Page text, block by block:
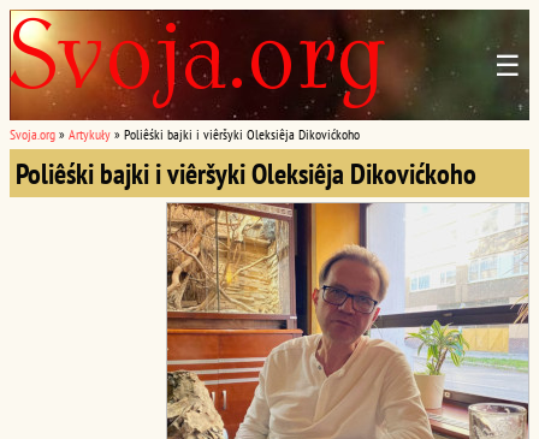
☰
Svoja.org » Artykuły » Poliêśki bajki i viêršyki Oleksiêja Dikovićkoho
Poliêśki bajki i viêršyki Oleksiêja Dikovićkoho